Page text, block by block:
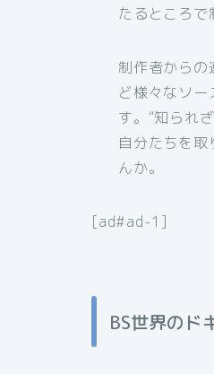
たるところで
制作者から
ど様々なソ
す。“知られ
自分たちを
んか。
[ad#ad-1]
BS世界のド